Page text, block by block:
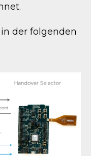
der folgenden